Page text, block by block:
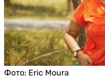
Фото: Eric Moura